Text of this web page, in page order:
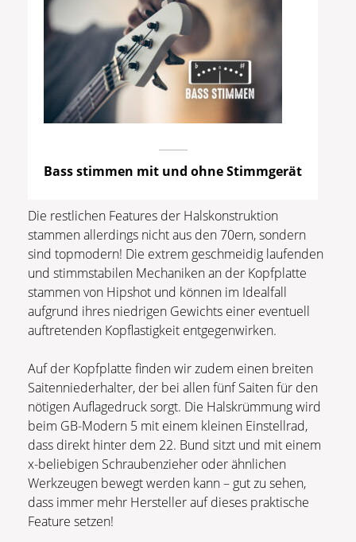
Bass stimmen mit und ohne Stimmgerät
Die restlichen Features der Halskonstruktion
stammen allerdings nicht aus den 70ern, sondern
sind topmodern! Die extrem geschmeidig laufenden
und stimmstabilen Mechaniken an der Kopfplatte
stammen von Hipshot und können im Idealfall
aufgrund ihres niedrigen Gewichts einer eventuell
auftretenden Kopflastigkeit entgegenwirken.
Auf der Kopfplatte finden wir zudem einen breiten
Saitenniederhalter, der bei allen fünf Saiten für den
nötigen Auflagedruck sorgt. Die Halskrümmung wird
beim GB-Modern 5 mit einem kleinen Einstellrad,
dass direkt hinter dem 22. Bund sitzt und mit einem
x-beliebigen Schraubenzieher oder ähnlichen
Werkzeugen bewegt werden kann – gut zu sehen,
dass immer mehr Hersteller auf dieses praktische
Feature setzen!